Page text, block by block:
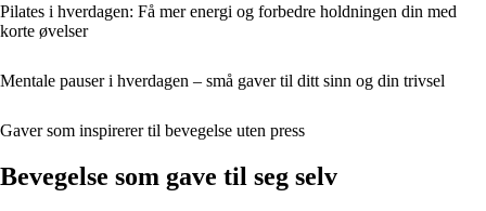
Pilates i hverdagen: Få mer energi og forbedre holdningen din med
korte øvelser
Mentale pauser i hverdagen – små gaver til ditt sinn og din trivsel
Gaver som inspirerer til bevegelse uten press
Bevegelse som gave til seg selv